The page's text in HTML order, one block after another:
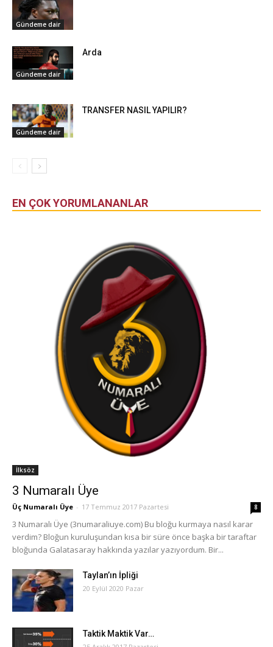
Gündeme dair
Gündeme dair
Arda
Gündeme dair
TRANSFER NASIL YAPILIR?
EN ÇOK YORUMLANANLAR
İlksöz
3 Numaralı Üye
Üç Numaralı Üye - 17 Temmuz 2017 Pazartesi 8
3 Numaralı Üye (3numaraliuye.com) Bu bloğu kurmaya nasıl karar
verdim? Bloğun kuruluşundan kısa bir süre önce başka bir taraftar
bloğunda Galatasaray hakkında yazılar yazıyordum. Bir...
Taylan’ın İpliği
20 Eylül 2020 Pazar
Taktik Maktik Var…